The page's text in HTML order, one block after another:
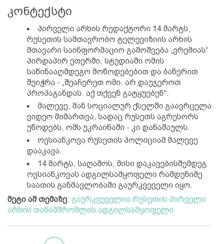
კონტექსტი
პირველი არხის რედაქტორი 14 მარტს,
რუსეთის სამთავრობო ტელევიზიის არხის
მთავარი საინფორმაციო გამოშვება „ვრემიას“
პირდაპირ ეთერში, სტუდიაში ომის
საწინააღმდეგო მოწოდებებით და ბანერით
შეიჭრა - „შეაჩერეთ ომი. არ დაუჯეროთ
პროპაგანდას. აქ თქვენ გატყუებენ".
მალევე, მან სოციალურ ქსელში გაავრცელა
ვიდეო მიმართვა, სადაც რუსეთს აგრესორს
უწოდებს, ომს უკრაინაში - კი დანაშაულს.
ოვსიანკოვა რუსეთის პოლიციამ მალევე
დააკავა.
14 მარტს, საღამოს, მისი დაკავებისშემდეგ
ოვსიანკოვას ადგილსამყოფელი რამდენიმე
საათის განმავლობაში გაურკვეველი იყო.
მეტი ამ თემაზე: გაურკვეველია რუსეთის პირველი
არხის თანამშრომლის ადგილსამყოფელი